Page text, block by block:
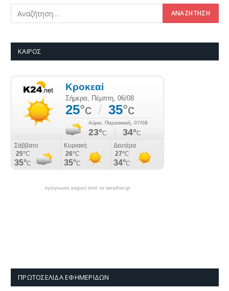
ΚΑΙΡΌΣ
πρόγνωση καιρού από το weather.gr
ΠΡΩΤΟΣΈΛΙΔΑ ΕΦΗΜΕΡΊΔΩΝ